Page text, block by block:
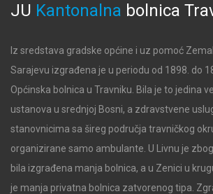
JU Kantonalna bolnica
Iz sredstava gradske općine i uz pomoć
Sarajevu izgrađena je u periodu od 1898. do
Općinska bolnica u Travniku. Bila je to jedina
ustanova u srednjoj Bosni, a zdravstvene
stanovnicima sa šireg područja travničkog
organizirane samo ambulante. U Livnu je
bila izgrađena manja bolnica, a u Zenici u
je manja privatna bolnica zatvorenog tipa.